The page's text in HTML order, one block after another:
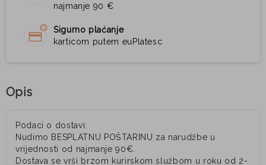
najmanje 90 €
Sigurno plaćanje
karticom putem euPlatesc
Opis
Podaci o dostavi:
Nudimo BESPLATNU POŠTARINU za narudžbe u
vrijednosti od najmanje 90€.
Dostava se vrši brzom kurirskom službom u roku od 2-